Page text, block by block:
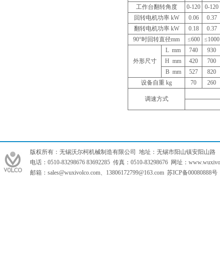
工作台翻转角度
0-120
0-120
回转电机功率 kW
0.06
0.37
翻转电机功率 kW
0.18
0.37
90°时回转直径mm
≤600 ≤1000
外形尺寸
L mm 740
930
H mm
420
700
B mm
527
820
设备自重 kg
70 260
调速方式
版权所有：无锡沃尔柯机械制造有限公司 地址：无锡市阳山镇安阳山路
电话：0510-83298676 83692285 传真：0510-83298676 网址：
邮箱： sales@wuxivolco.com、 13806172799@163.com 苏ICP备00080888